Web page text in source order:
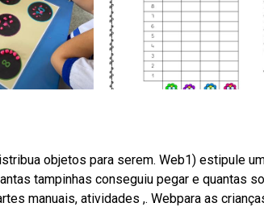
objetos para serem. Web1) estipule
tampinhas conseguiu pegar e quantas
manuais, atividades ,. Webpara as